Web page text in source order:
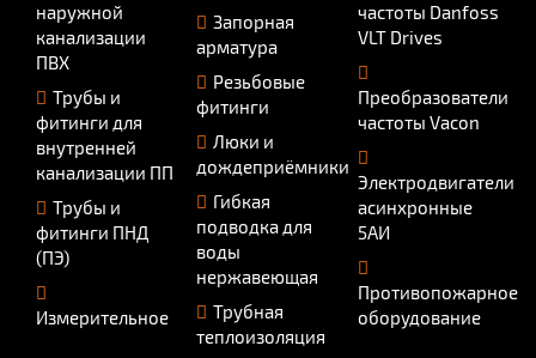
наружной
канализации
ПВХ
Трубы и
фитинги для
внутренней
канализации ПП
Трубы и
фитинги ПНД
(ПЭ)
Измерительное
Запорная
арматура
Резьбовые
фитинги
Люки и
дождеприёмники
Гибкая
подводка для
воды
нержавеющая
Трубная
теплоизоляция
частоты Danfoss
VLT Drives
Преобразователи
частоты Vacon
Электродвигатели
асинхронные
5АИ
Противопожарное
оборудование